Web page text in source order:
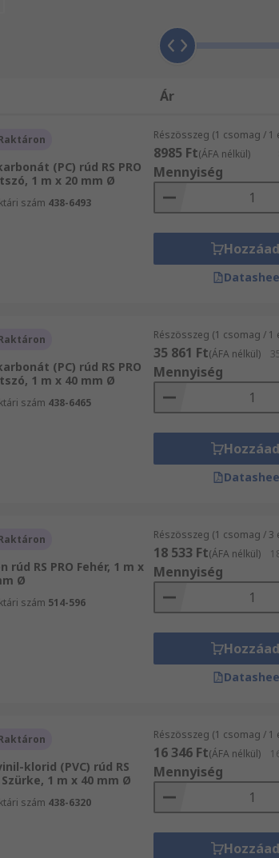
erősített műanyag, PVC és nejlon
Ár
(PC) rúd RS PRO
1 m x 20 mm Ø
szám 438-6493
Részösszeg (1 csomag / 1
8985 Ft(ÁFA nélkül)
Mennyiség
(PC) rúd RS PRO
1 m x 40 mm Ø
szám 438-6465
Részösszeg (1 csomag / 1
35 861 Ft(ÁFA nélkül)
Mennyiség
rúd RS PRO Fehér, 1 m x
Ø
szám 514-596
Részösszeg (1 csomag / 3
18 533 Ft(ÁFA nélkül)
Mennyiség
klorid (PVC) rúd RS
Szürke, 1 m x 40 mm Ø
szám 438-6320
Részösszeg (1 csomag / 1
16 346 Ft(ÁFA nélkül)
Mennyiség